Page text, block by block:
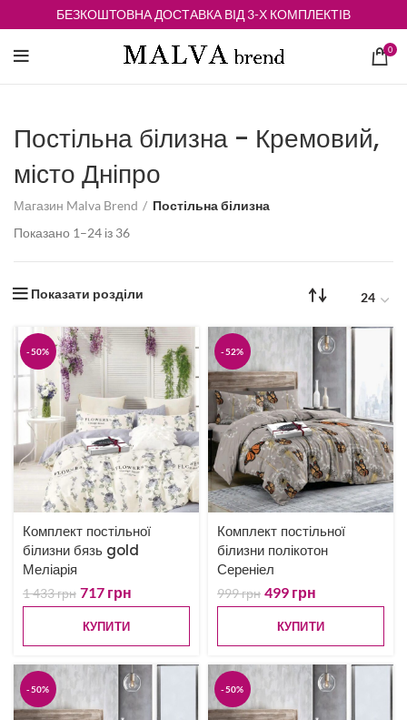
БЕЗКОШТОВНА ДОСТАВКА ВІД 3-Х КОМПЛЕКТІВ
0
Постільна білизна - Кремовий,
місто Дніпро
Магазин Malva Brend
Постільна білизна
Показано 1–24 із 36Відсортовано
оцінкою
Показати розділи
-50%
Комплект постільної
білизни бязь gold
Меліарія
1 433грн 717 грн
КУПИТИ
-52%
Комплект постільної
білизни полікотон
Сереніел
999грн 499 грн
КУПИТИ
-50% -50%